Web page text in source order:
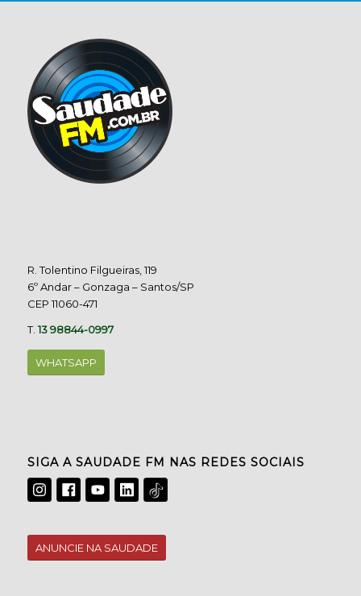
R. Tolentino Filgueiras, 119
6º Andar – Gonzaga – Santos/SP
CEP 11060-471
T.13 98844-0997
WHATSAPP
SIGA A SAUDADE FM NAS REDES SOCIAIS
ANUNCIE NA SAUDADE